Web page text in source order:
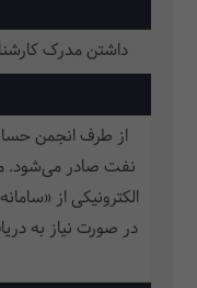
داشتن مدرک
از طرف انجمن
نفت صادر می‌شود.
الکترونیکی از
در صورت نیاز به